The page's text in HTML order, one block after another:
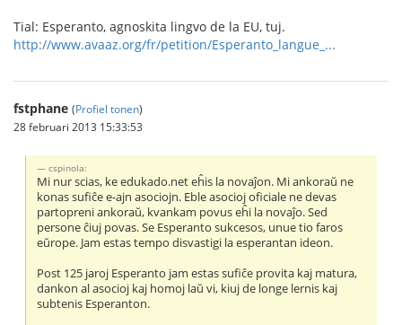
Tial: Esperanto, agnoskita lingvo de la EU, tuj.
http://www.avaaz.org/fr/petition/Esperanto_langue_...
fstphane (Profiel tonen)
28 februari 2013 15:33:53
cspinola:
Mi nur scias, ke edukado.net eĥis la novaĵon. Mi ankoraŭ ne
konas sufiĉe e-ajn asociojn. Eble asocioj oficiale ne devas
partopreni ankoraŭ, kvankam povus eĥi la novaĵo. Sed
persone ĉiuj povas. Se Esperanto sukcesos, unue tio faros
eŭrope. Jam estas tempo disvastigi la esperantan ideon.
Post 125 jaroj Esperanto jam estas sufiĉe provita kaj matura,
dankon al asocioj kaj homoj laŭ vi, kiuj de longe lernis kaj
subtenis Esperanton.